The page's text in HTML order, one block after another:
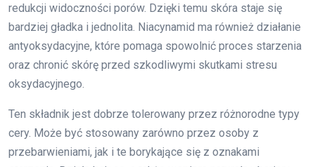
redukcji widoczności porów. Dzięki temu skóra staje się
bardziej gładka i jednolita. Niacynamid ma również działanie
antyoksydacyjne, które pomaga spowolnić proces starzenia
oraz chronić skórę przed szkodliwymi skutkami stresu
oksydacyjnego.
Ten składnik jest dobrze tolerowany przez różnorodne typy
cery. Może być stosowany zarówno przez osoby z
przebarwieniami, jak i te borykające się z oznakami